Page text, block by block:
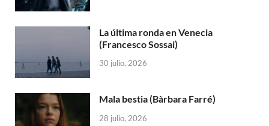
La última ronda en Venecia
(Francesco Sossai)
30 julio, 2026
Mala bestia (Bàrbara Farré)
28 julio, 2026